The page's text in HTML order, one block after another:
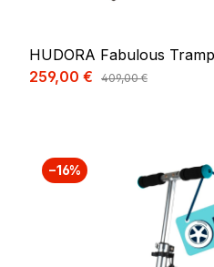
HUDORA Fabulous
Verkaufspreis:
259,00 € Regulärer Preis:
409,00 €
−16%